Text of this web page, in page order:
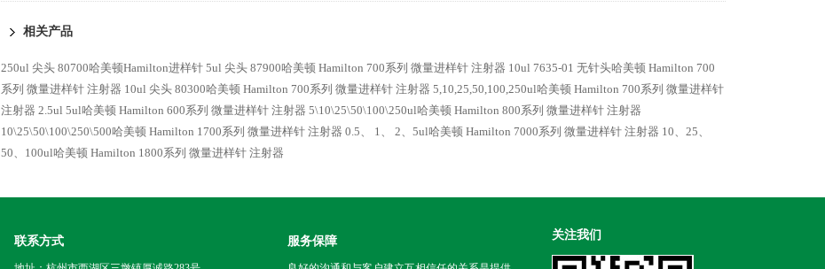
相关产品
250ul 尖头 80700哈美顿Hamilton进样针 5ul 尖头 87900哈美顿 Hamilton 700系列 微量进样针 注射器 10ul 7635-01 无针头哈美顿 Hamilton 700
系列 微量进样针 注射器 10ul 尖头 80300哈美顿 Hamilton 700系列 微量进样针 注射器 5,10,25,50,100,250ul哈美顿 Hamilton 700系列 微量进样针
注射器 2.5ul 5ul哈美顿 Hamilton 600系列 微量进样针 注射器 5\10\25\50\100\250ul哈美顿 Hamilton 800系列 微量进样针 注射器
10\25\50\100\250\500哈美顿 Hamilton 1700系列 微量进样针 注射器 0.5、 1、 2、5ul哈美顿 Hamilton 7000系列 微量进样针 注射器 10、25、
50、100ul哈美顿 Hamilton 1800系列 微量进样针 注射器
联系方式 服务保障 关注我们